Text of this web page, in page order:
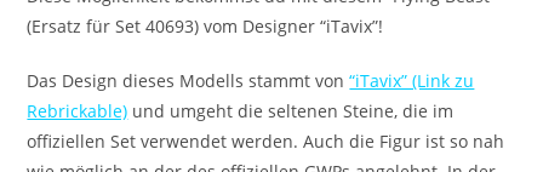
(Ersatz für Set 40693) vom Designer “iTavix”!
Das Design dieses Modells stammt von“iTavix” (Link zu
Rebrickable) und umgeht die seltenen Steine, die im
offiziellen Set verwendet werden. Auch die Figur ist so nah